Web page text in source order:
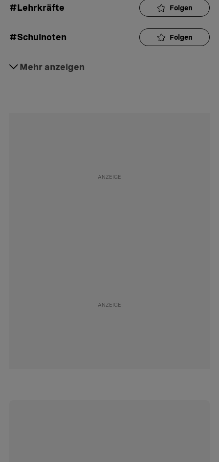
#Lehrkräfte Folgen
#Schulnoten Folgen
Mehr anzeigen
#Burn-out